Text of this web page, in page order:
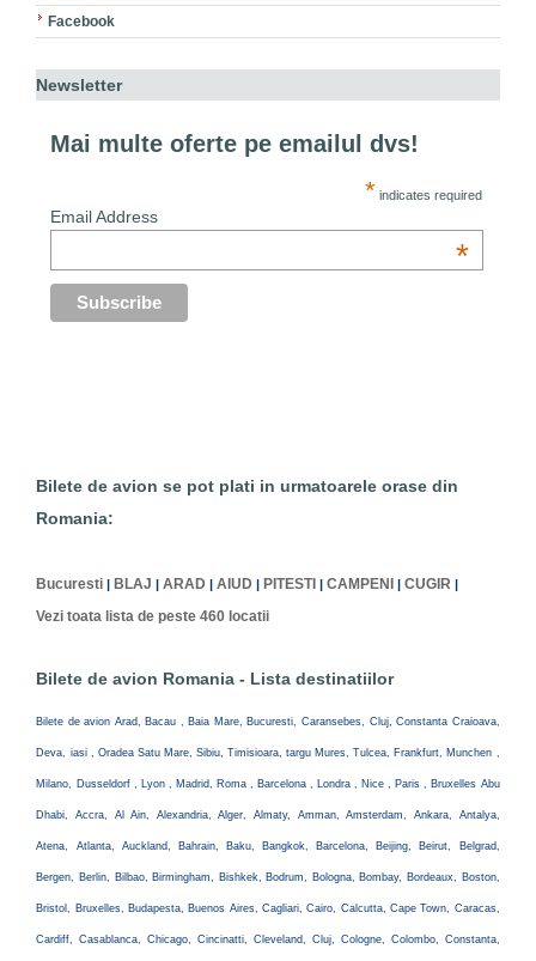
Facebook
Newsletter
Mai multe oferte pe emailul dvs!
* indicates required
Email Address
*
Bilete de avion se pot plati in urmatoarele orase din
Romania:
Bucuresti BLAJ |ARAD |AIUD PITESTI |CAMPENI |CUGIR
Vezi toata lista de peste 460 locatii
Bilete de avion Romania - Lista destinatiilor
Bilete de avion Arad, Bacau , Baia Mare, Bucuresti, Caransebes, Cluj, Constanta Craioava,
Deva, iasi , Oradea Satu Mare, Sibiu, Timisioara, targu Mures, Tulcea, Frankfurt, Munchen ,
Milano, Dusseldorf , Lyon , Madrid, Roma , Barcelona , Londra , Nice , Paris , Bruxelles Abu
Dhabi, Accra, Al Ain, Alexandria, Alger, Almaty, Amman, Amsterdam, Ankara, Antalya,
Atena, Atlanta, Auckland, Bahrain, Baku, Bangkok, Barcelona, Beijing, Beirut, Belgrad,
Bergen, Berlin, Bilbao, Birmingham, Bishkek, Bodrum, Bologna, Bombay, Bordeaux, Boston,
Bristol, Bruxelles, Budapesta, Buenos Aires, Cagliari, Cairo, Calcutta, Cape Town, Caracas,
Cardiff, Casablanca, Chicago, Cincinatti, Cleveland, Cluj, Cologne, Colombo, Constanta,